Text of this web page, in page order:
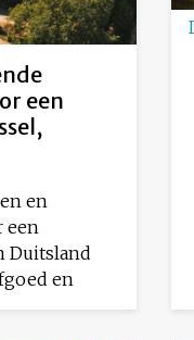
een
en
een
Duitsland
en